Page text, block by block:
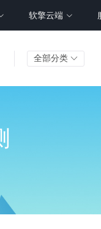
软擎云端
全部分类